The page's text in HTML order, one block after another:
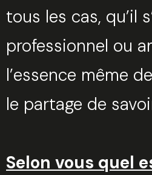
tous les cas, qu’il
professionnel ou
l’essence même
le partage de
Selon vous quel